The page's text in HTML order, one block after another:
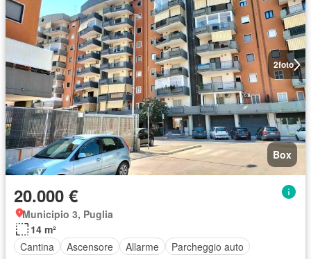
2foto
Box
20.000 €
Municipio 3, Puglia
14 m²
Cantina
Ascensore Allarme Parcheggio auto